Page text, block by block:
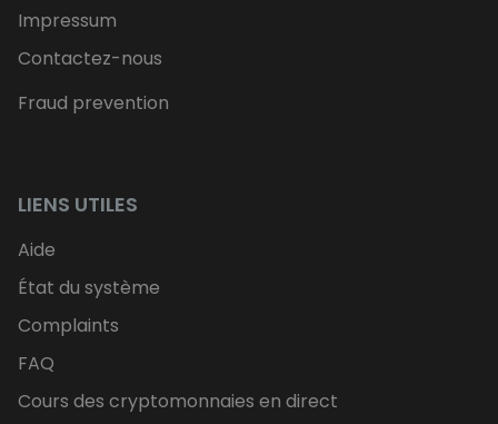
Impressum
Contactez-nous
Fraud prevention
LIENS UTILES
Aide
État du système
Complaints
FAQ
Cours des cryptomonnaies en direct